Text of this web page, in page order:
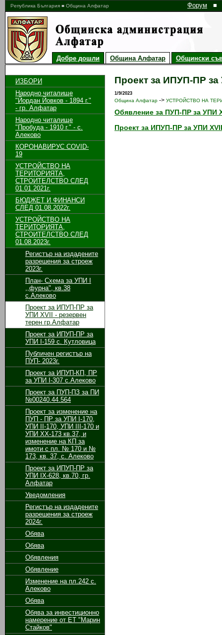
Република България ■ Община Алфатар Форум ■
Добре дошли Община Алфатар Общински
ИЗБОРИ
Народно читалище
"Йордан Йовков - 1894 г."
- гр. Алфатар
Народно читалище
"Пробуда - 1910 г." - с.
Алеково
КОРОНАВИРУС COVID-
19
УСТРОЙСТВО НА
ТЕРИТОРИЯТА,
СТРОИТЕЛСТВО СЛЕД
01.01.2021г.
БЮДЖЕТ И ФИНАНСИ
СЛЕД 01.08.2022г.
УСТРОЙСТВО НА
ТЕРИТОРИЯТА,
СТРОИТЕЛСТВО СЛЕД
01.08.2023г.
Регистър на издадените
разрешения за строеж
2023г.
План- Схема за УПИ I
,,фурна", кв.38
с.Алеково
Проект за ИПУП-ПР за
УПИ XVII - резервен
терен гр.Алфатар
Проект за ИПУП-ПР за
УПИ I-159 с. Кутловица
Публичен регистър на
ПУП- 2023г.
Проект за ИПУП-КП, ПР
за УПИ I-307 с.Алеково
Проект за ПУП-ПЗ за ПИ
№00240.44.564
Проект за изменение на
ПУП - ПР за УПИ І-170,
УПИ ІІ-170, УПИ ІІІ-170 и
УПИ ХХ-173 кв.37, и
изменение на КП за
имоти с пл. № 170 и №
173, кв. 37, с. Алеково
Проект за ИПУП-ПР за
УПИ ІХ-628, кв.70, гр.
Алфатар
Уведомления
Регистър на издадените
разрешения за строеж
2024г.
Обява
Обява
Обявления
Обявление
Изменение на пл.242 с.
Алеково
Обява
Обява за инвестиционно
намерение от ЕТ "Марин
Стайков"
Проект за ИПУП-ПР за
1/9/2023
Община Алфатар -> УСТРОЙСТВО НА
Обявление за ПУП-ПР за УПИ
Проект за ИПУП-ПР за УПИ